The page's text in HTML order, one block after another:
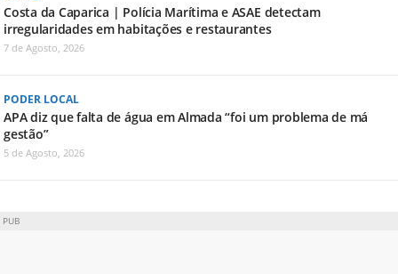
Costa da Caparica | Polícia Marítima e ASAE detectam
irregularidades em habitações e restaurantes
7 de Agosto, 2026
PODER LOCAL
APA diz que falta de água em Almada “foi um problema de má
gestão”
5 de Agosto, 2026
PUB